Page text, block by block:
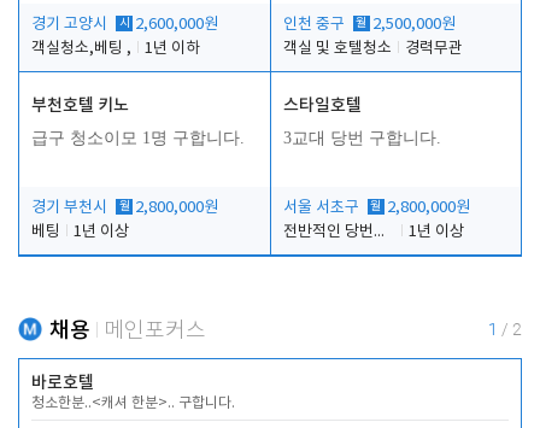
경기 고양시 시
2,600,000원
객실청소,베팅 ,
1년 이하
인천 중구 월 2,500,000원
객실 및 호텔청소
경력무관
부천호텔 키노
급구 청소이모 1명 구합니다.
경기 부천시 월 2,800,000원
베팅
1년 이상
스타일호텔
3교대 당번 구합니다.
서울 서초구 월 2,800,000원
전반적인 당번업무
1년 이상
채용 메인포커스 1 / 2
바로호텔
청소한분..<캐셔 한분>.. 구합니다.